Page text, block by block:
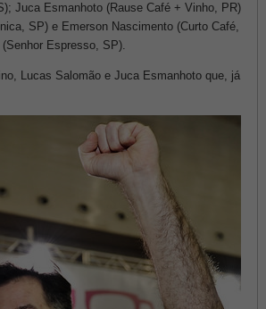
Juca Esmanhoto (Rause Café + Vinho, PR)
SP) e Emerson Nascimento (Curto Café,
Espresso, SP).
Lucas Salomão e Juca Esmanhoto que, já